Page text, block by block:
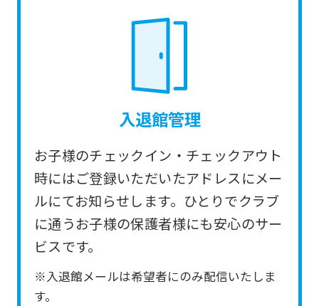
入退館管理
お子様のチェックイン・チェックアウト
時にはご登録いただいたアドレスにメー
ルにてお知らせします。ひとりでクラブ
に通うお子様の保護者様にも安心のサー
ビスです。
※入退館メールは希望者にのみ配信いたしま
す。
be
an
translation.
The
may
differ
from
the
content.